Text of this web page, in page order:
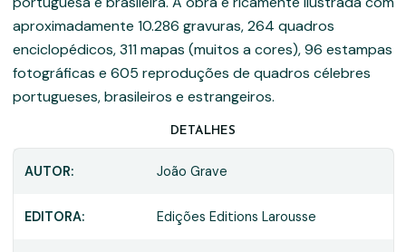
aproximadamente 10.286 gravuras, 264 quadros
enciclopédicos, 311 mapas (muitos a cores), 96 estampas
fotográficas e 605 reproduções de quadros célebres
portugueses, brasileiros e estrangeiros.
DETALHES
AUTOR: João Grave
EDITORA: Edições Editions Larousse